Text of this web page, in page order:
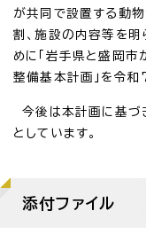
が共同で設置する動
割、施設の内容等を明
めに「岩手県と盛岡
整備基本計画」を令和
今後は本計画に基づ
としています。
添付ファイル